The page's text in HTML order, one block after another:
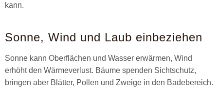
kann.
Sonne, Wind und Laub einbeziehen
Sonne kann Oberflächen und Wasser erwärmen, Wind
erhöht den Wärmeverlust. Bäume spenden Sichtschutz,
bringen aber Blätter, Pollen und Zweige in den Badebereich.